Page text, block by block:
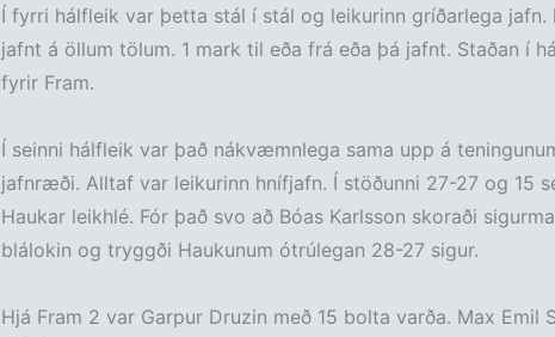
Í fyrri hálfleik var þetta stál í stál og leikurinn gríðarlega jafn.
jafnt á öllum tölum. 1 mark til eða frá eða þá jafnt. Staðan í
fyrir Fram.
Í seinni hálfleik var það nákvæmnlega sama upp á
jafnræði. Alltaf var leikurinn hnífjafn. Í stöðunni 27-27 og 15
Haukar leikhlé. Fór það svo að Bóas Karlsson skoraði
blálokin og tryggði Haukunum ótrúlegan 28-27 sigur.
Hjá Fram 2 var Garpur Druzin með 15 bolta varða. Max Emil